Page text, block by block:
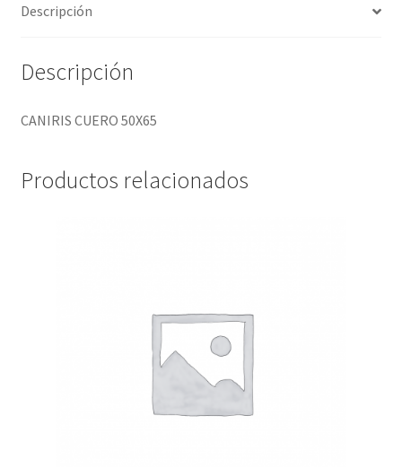
Descripción
Descripción
CANIRIS CUERO 50X65
Productos relacionados